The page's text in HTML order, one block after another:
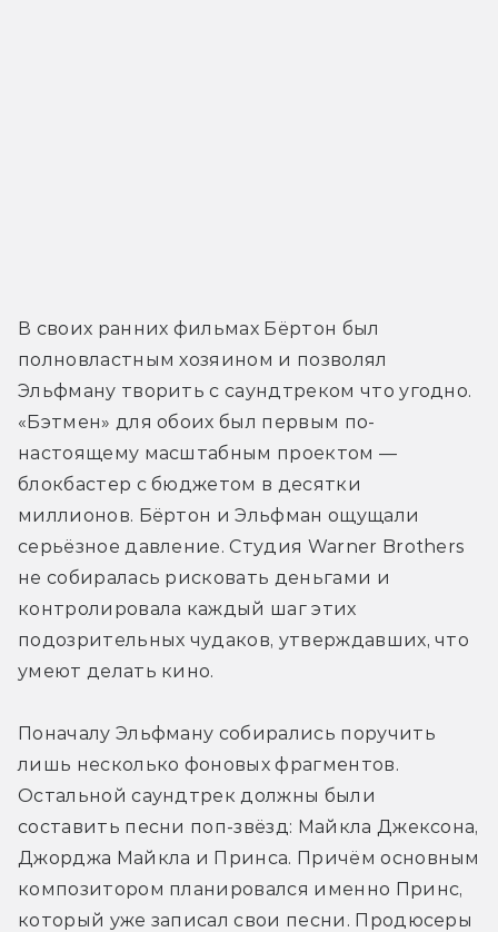
В своих ранних фильмах Бёртон был
полновластным хозяином и позволял
Эльфману творить с саундтреком что угодно.
«Бэтмен» для обоих был первым по-
настоящему масштабным проектом —
блокбастер с бюджетом в десятки
миллионов. Бёртон и Эльфман ощущали
серьёзное давление. Студия Warner Brothers
не собиралась рисковать деньгами и
контролировала каждый шаг этих
подозрительных чудаков, утверждавших, что
умеют делать кино.
Поначалу Эльфману собирались поручить
лишь несколько фоновых фрагментов.
Остальной саундтрек должны были
составить песни поп-звёзд: Майкла Джексона,
Джорджа Майкла и Принса. Причём основным
композитором планировался именно Принс,
который уже записал свои песни. Продюсеры